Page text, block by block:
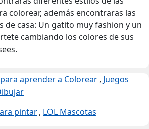
colorear, además encontraras las
de casa: Un gatito muy fashion y un
cambiando los colores de sus
aprender a Colorear, Juegos
pintar, LOL Mascotas